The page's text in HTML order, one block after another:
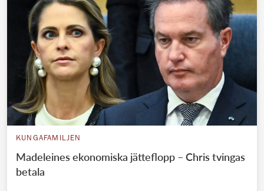
KUNGAFAMILJEN
Madeleines ekonomiska jätteflopp – Chris tvingas
betala